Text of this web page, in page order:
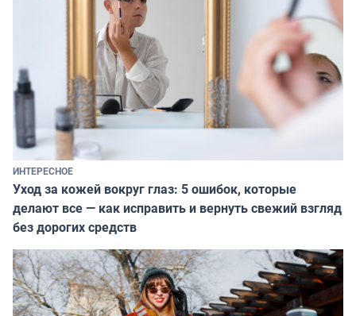
ИНТЕРЕСНОЕ
Уход за кожей вокруг глаз: 5 ошибок, которые
делают все — как исправить и вернуть свежий взгляд
без дорогих средств